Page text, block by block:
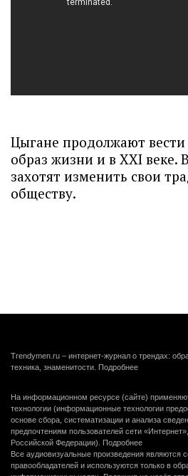
Цыгане продолжают
образ жизни и в XXI веке.
захотят изменить свои
обществу.
Trendymen.ru – интернет-журнал о трендах:
техника, знаменитости. Подробнее
На информационном ресурсе (сайте)
технологии (информационные технологии
основе сбора, систематизации и анализа
предпочтениям пользователей сети
Российской Федерации). Подробнее
Все аудиовизуальные произведения являются
правообладателей и используются только в